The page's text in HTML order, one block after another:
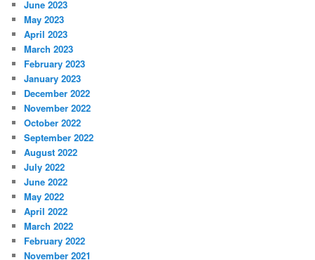
June 2023
May 2023
April 2023
March 2023
February 2023
January 2023
December 2022
November 2022
October 2022
September 2022
August 2022
July 2022
June 2022
May 2022
April 2022
March 2022
February 2022
November 2021